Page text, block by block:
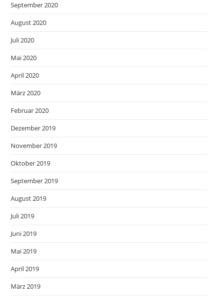
September 2020
August 2020
Juli 2020
Mai 2020
April 2020
März 2020
Februar 2020
Dezember 2019
November 2019
Oktober 2019
September 2019
August 2019
Juli 2019
Juni 2019
Mai 2019
April 2019
März 2019